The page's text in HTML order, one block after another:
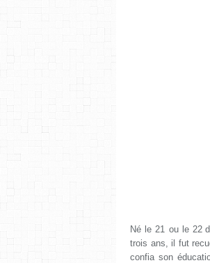
Né le 21 ou le 22
trois ans, il fut
confia son